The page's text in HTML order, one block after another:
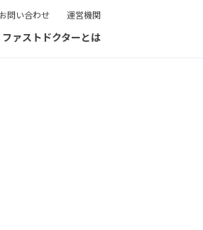
お問い合わせ 運営機関
ファストドクターとは